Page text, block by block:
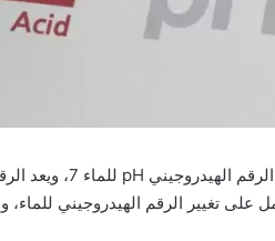
تغيير الرقم الهيدروجيني للماء،